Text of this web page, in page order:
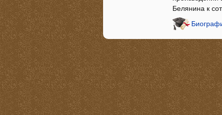
Белянина к